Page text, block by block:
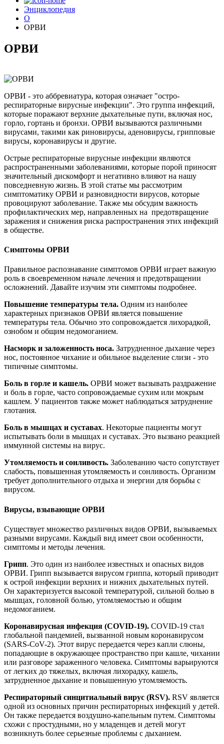
Энциклопедия
О
ОРВИ
ОРВИ
ОРВИ - это аббревиатура, которая означает "остро-
респираторные вирусные инфекции". Это группа инфекций,
которые поражают верхние дыхательные пути, включая нос,
горло, гортань и бронхи. ОРВИ вызываются различными
вирусами, такими как риновирусы, аденовирусы, грипповые
вирусы, коронавирусы и другие.
Острые респираторные вирусные инфекции являются
распространенными заболеваниями, которые порой приносят
значительный дискомфорт и негативно влияют на нашу
повседневную жизнь. В этой статье мы рассмотрим
симптоматику ОРВИ и разновидности вирусов, которые
провоцируют заболевание. Также мы обсудим важность
профилактических мер, направленных на предотвращение
заражения и снижения риска распространения этих инфекций
в обществе.
Симптомы ОРВИ
Правильное распознавание симптомов ОРВИ играет важную
роль в своевременном начале лечения и предотвращении
осложнений. Давайте изучим эти симптомы подробнее.
Повышение температуры тела. Одним из наиболее
характерных признаков ОРВИ является повышение
температуры тела. Обычно это сопровождается лихорадкой,
ознобом и общим недомоганием.
Насморк и заложенность носа. Затрудненное дыхание через
нос, постоянное чихание и обильное выделение слизи - это
типичные симптомы.
Боль в горле и кашель. ОРВИ может вызывать раздражение
и боль в горле, часто сопровождаемые сухим или мокрым
кашлем. У пациентов также может наблюдаться затруднение
глотания.
Боль в мышцах и суставах. Некоторые пациенты могут
испытывать боли в мышцах и суставах. Это вызвано реакцией
иммунной системы на вирус.
Утомляемость и сонливость. Заболеванию часто сопутствует
слабость, повышенная утомляемость и сонливость. Организм
требует дополнительного отдыха и энергии для борьбы с
вирусом.
Вирусы, взывающие ОРВИ
Существует множество различных видов ОРВИ, вызываемых
разными вирусами. Каждый вид имеет свои особенности,
симптомы и методы лечения.
Грипп. Это один из наиболее известных и опасных видов
ОРВИ. Грипп вызывается вирусом гриппа, который приводит
к острой инфекции верхних и нижних дыхательных путей.
Он характеризуется высокой температурой, сильной болью в
мышцах, головной болью, утомляемостью и общим
недомоганием.
Коронавирусная инфекция (COVID-19). COVID-19 стал
глобальной пандемией, вызванной новым коронавирусом
(SARS-CoV-2). Этот вирус передается через капли слюны,
попадающие в окружающее пространство при кашле, чихании
или разговоре зараженного человека. Симптомы варьируются
от легких до тяжелых, включая лихорадку, кашель,
затрудненное дыхание и повышенную утомляемость.
Респираторный синцитиальный вирус (RSV). RSV является
одной из основных причин респираторных инфекций у детей.
Он также передается воздушно-капельным путем. Симптомы
схожи с простудными, но у младенцев и детей могут
возникнуть более серьезные проблемы с дыханием.